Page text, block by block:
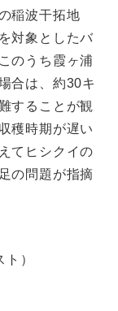
稲波干拓地
対象としたバ
のうち霞ヶ浦
合は、約30キ
することが観
穫時期が遅い
てヒシクイの
の問題が指摘
）